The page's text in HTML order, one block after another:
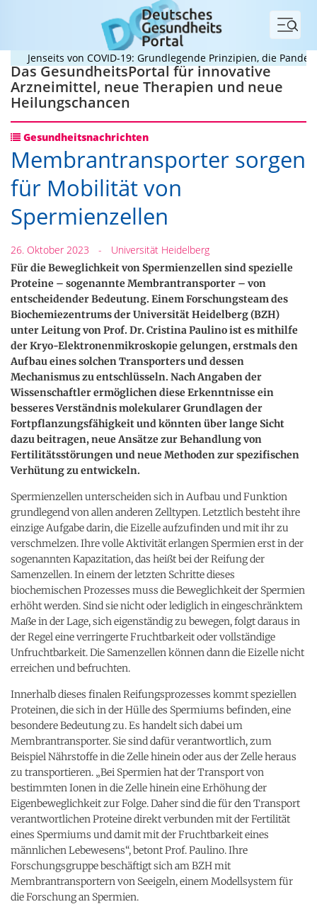
Menü
Jenseits von COVID-19: Grundlegende Prinzipien, die Pandemien
Das GesundheitsPortal für innovative
Arzneimittel, neue Therapien und neue
Heilungschancen
Gesundheitsnachrichten
Membrantransporter sorgen
für Mobilität von
Spermienzellen
26. Oktober 2023 - Universität Heidelberg
Für die Beweglichkeit von Spermienzellen sind spezielle
Proteine – sogenannte Membrantransporter – von
entscheidender Bedeutung. Einem Forschungsteam des
Biochemiezentrums der Universität Heidelberg (BZH)
unter Leitung von Prof. Dr. Cristina Paulino ist es mithilfe
der Kryo-Elektronenmikroskopie gelungen, erstmals den
Aufbau eines solchen Transporters und dessen
Mechanismus zu entschlüsseln. Nach Angaben der
Wissenschaftler ermöglichen diese Erkenntnisse ein
besseres Verständnis molekularer Grundlagen der
Fortpflanzungsfähigkeit und könnten über lange Sicht
dazu beitragen, neue Ansätze zur Behandlung von
Fertilitätsstörungen und neue Methoden zur spezifischen
Verhütung zu entwickeln.
Spermienzellen unterscheiden sich in Aufbau und Funktion
grundlegend von allen anderen Zelltypen. Letztlich besteht ihre
einzige Aufgabe darin, die Eizelle aufzufinden und mit ihr zu
verschmelzen. Ihre volle Aktivität erlangen Spermien erst in der
sogenannten Kapazitation, das heißt bei der Reifung der
Samenzellen. In einem der letzten Schritte dieses
biochemischen Prozesses muss die Beweglichkeit der Spermien
erhöht werden. Sind sie nicht oder lediglich in eingeschränktem
Maße in der Lage, sich eigenständig zu bewegen, folgt daraus in
der Regel eine verringerte Fruchtbarkeit oder vollständige
Unfruchtbarkeit. Die Samenzellen können dann die Eizelle nicht
erreichen und befruchten.
Innerhalb dieses finalen Reifungsprozesses kommt speziellen
Proteinen, die sich in der Hülle des Spermiums befinden, eine
besondere Bedeutung zu. Es handelt sich dabei um
Membrantransporter. Sie sind dafür verantwortlich, zum
Beispiel Nährstoffe in die Zelle hinein oder aus der Zelle heraus
zu transportieren. „Bei Spermien hat der Transport von
bestimmten Ionen in die Zelle hinein eine Erhöhung der
Eigenbeweglichkeit zur Folge. Daher sind die für den Transport
verantwortlichen Proteine direkt verbunden mit der Fertilität
eines Spermiums und damit mit der Fruchtbarkeit eines
männlichen Lebewesens“, betont Prof. Paulino. Ihre
Forschungsgruppe beschäftigt sich am BZH mit
Membrantransportern von Seeigeln, einem Modellsystem für
die Forschung an Spermien.